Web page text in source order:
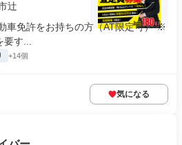
辻
車免許をお持ちの方（AT限定可） ※
す...
+14個
気になる